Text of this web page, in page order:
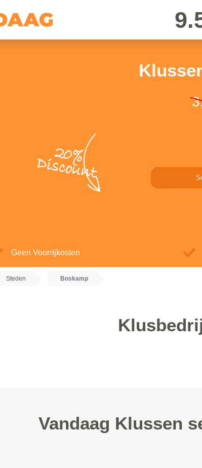
20%
Discount
Geen Voorrijkosten
Steden Boskamp
Vandaag Klussen